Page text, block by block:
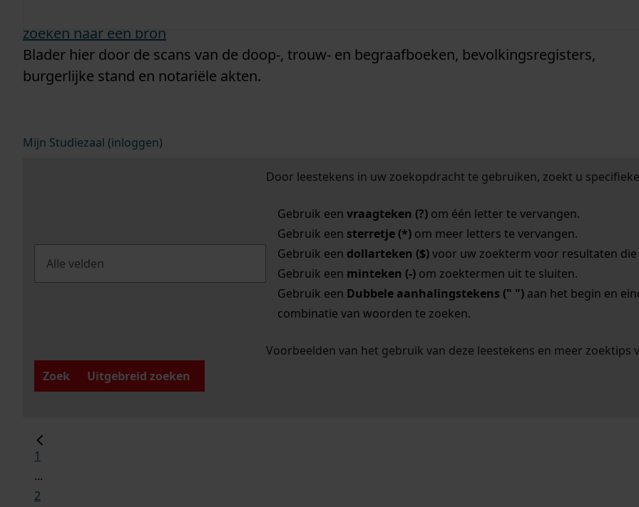
zoeken naar een bron
Blader hier door de scans van de doop-, trouw- en begraafboeken, bevolkingsregisters,
burgerlijke stand en notariële akten.
Mijn Studiezaal (inloggen)
Door leestekens in uw zoekopdracht te gebruiken, zoekt u
Gebruik een vraagteken (?)om één letter te vervangen.
Gebruik een sterretje (*)om meer letters te vervangen.
Gebruik een dollarteken ($)voor uw zoekterm voor resultaten die
Gebruik een minteken (-)om zoektermen uit te sluiten.
Gebruik een Dubbele aanhalingstekens (" ")aan het begin en
combinatie van woorden te zoeken.
Voorbeelden van het gebruik van deze leestekens en meer zoektips
Zoek
Uitgebreid zoeken
1
...
2